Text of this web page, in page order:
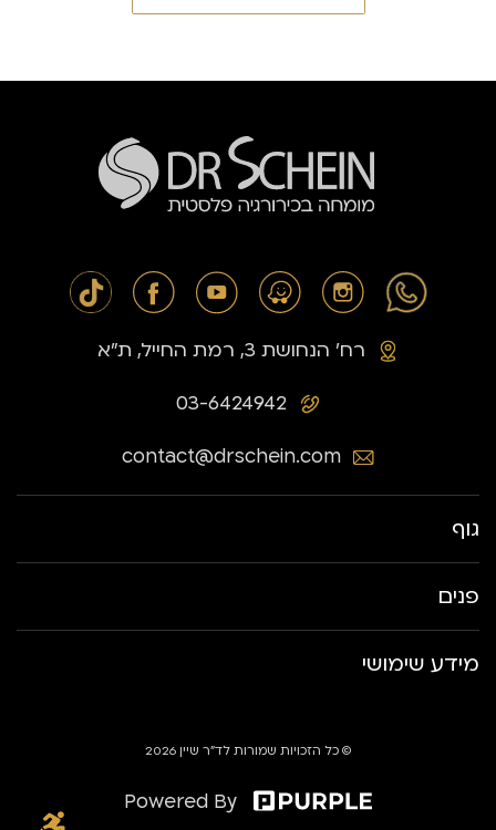
03-6424942
רח׳ הנחושת 3, רמת החייל, ת״א
contact@drschein.com
גוף
פנים
מידע שימושי
© כל הזכויות שמורות לד״ר שיין 2026
Powered By